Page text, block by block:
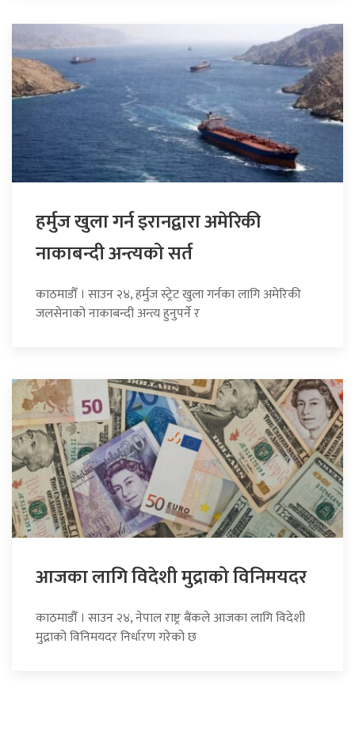
हर्मुज खुला गर्न इरानद्वारा अमेरिकी
नाकाबन्दी अन्त्यको सर्त
काठमाडौँ । साउन २४, हर्मुज स्ट्रेट खुला गर्नका लागि अमेरिकी
जलसेनाको नाकाबन्दी अन्त्य हुनुपर्ने र
आजका लागि विदेशी मुद्राको विनिमयदर
काठमाडौँ । साउन २४, नेपाल राष्ट्र बैंकले आजका लागि विदेशी
मुद्राको विनिमयदर निर्धारण गरेको छ